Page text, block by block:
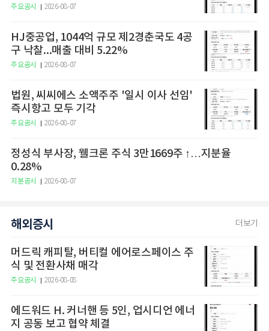
주요공시 2026-08-07
HJ중공업, 1044억 규모 제2경춘국도 4공
구 낙찰...매출 대비 5.22%
주요공시 2026-08-07
법원, 씨씨에스 소액주주 '일시 이사 선임'
즉시항고 모두 기각
주요공시 2026-08-07
정성식 부사장, 웰크론 주식 3만1669주 ↑…지분율
0.28%
지분공시 2026-08-07
해외증시 더보기
머드릭 캐피탈, 버티컬 에어로스페이스 주
식 및 전환사채 매각
주요공시 2026-08-08
에드워드 H. 커너핸 등 5인, 업시디언 에너
지 공동 보고 협약 체결